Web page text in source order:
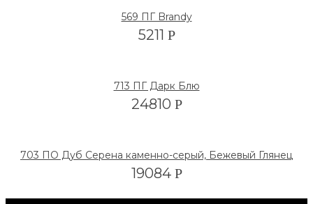
569 ПГ Brandy
5211 Р
713 ПГ Дарк Блю
24810 Р
703 ПО Дуб Серена каменно-серый, Бежевый Глянец
19084 Р